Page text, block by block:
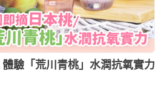
驗「荒川青桃」水潤抗氧實力